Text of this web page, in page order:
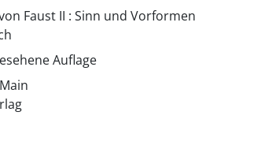
Faust II : Sinn und Vorformen
Auflage